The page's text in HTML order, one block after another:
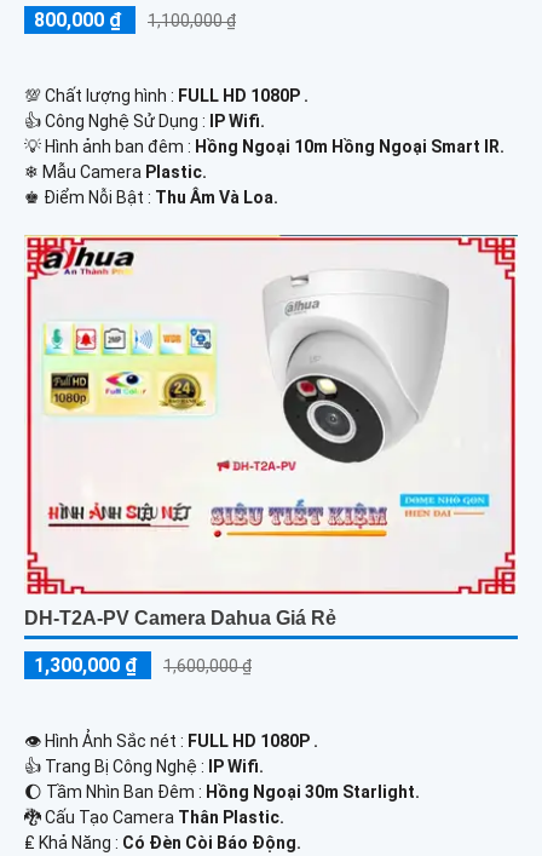
800,000 ₫ 1,100,000 ₫
💯 Chất lượng hình : FULL HD 1080P .
👍 Công Nghệ Sử Dụng :
IP Wifi.
💡 Hình ảnh ban đêm : Hồng Ngoại 10m Hồng Ngoại Smart IR.
❄ Mẫu Camera Plastic.
️♚ Điểm Nỗi Bật : Thu Âm Và Loa.
DH-T2A-PV Camera Dahua Giá Rẻ
1,300,000 ₫ 1,600,000 ₫
👁 Hình Ảnh Sắc nét : FULL HD 1080P .
👍 Trang Bị Công Nghệ :
IP Wifi.
🌔 Tầm Nhìn Ban Đêm : Hồng Ngoại 30m Starlight.
🐉️ Cấu Tạo Camera Thân Plastic.
️₤ Khả Năng : Có Ðèn Còi Báo Động.